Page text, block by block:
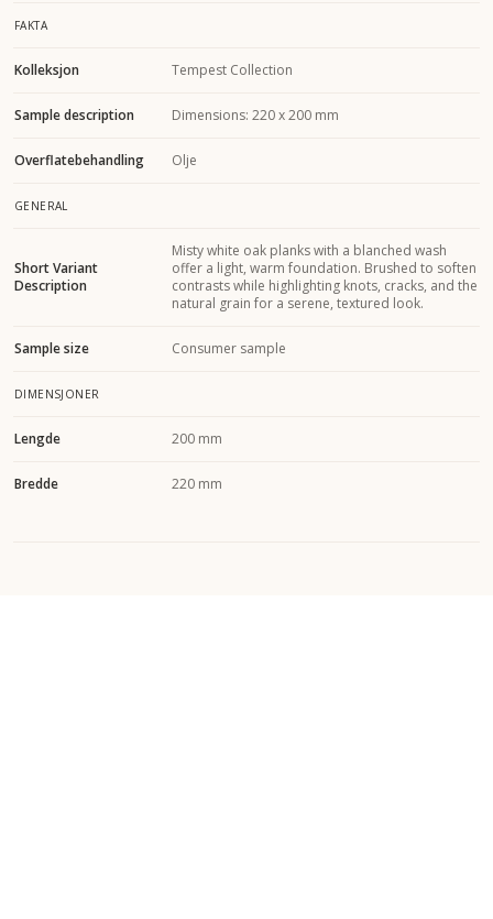
FAKTA
Kolleksjon Tempest Collection
Sample description Dimensions: 220 x 200 mm
Overflatebehandling Olje
GENERAL
Short Variant
Description
Misty white oak planks with a blanched wash
offer a light, warm foundation. Brushed to soften
contrasts while highlighting knots, cracks, and the
natural grain for a serene, textured look.
Sample size Consumer sample
DIMENSJONER
Lengde 200 mm
Bredde 220 mm